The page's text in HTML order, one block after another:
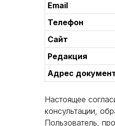
Email
Телефон
Сайт
Редакция
Адрес
Настоящее
консультации,
Пользователь,